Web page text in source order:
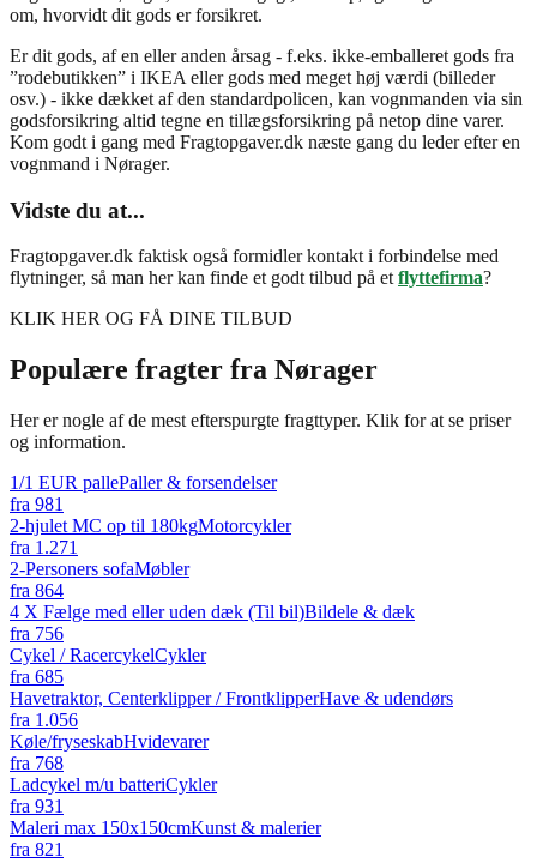
om, hvorvidt dit gods er forsikret.
Er dit gods, af en eller anden årsag - f.eks. ikke-emballeret gods fra
”rodebutikken” i IKEA eller gods med meget høj værdi (billeder
osv.) - ikke dækket af den standardpolicen, kan vognmanden via sin
godsforsikring altid tegne en tillægsforsikring på netop dine varer.
Kom godt i gang med Fragtopgaver.dk næste gang du leder efter en
vognmand i Nørager.
Vidste du at...
Fragtopgaver.dk faktisk også formidler kontakt i forbindelse med
flytninger, så man her kan finde et godt tilbud på et flyttefirma?
KLIK HER OG FÅ DINE TILBUD
Populære fragter fra Nørager
Her er nogle af de mest efterspurgte fragttyper. Klik for at se priser
og information.
1/1 EUR pallePaller & forsendelser
fra 981
2-hjulet MC op til 180kgMotorcykler
fra 1.271
2-Personers sofaMøbler
fra 864
4 X Fælge med eller uden dæk (Til bil)Bildele & dæk
fra 756
Cykel / RacercykelCykler
fra 685
Havetraktor, Centerklipper / FrontklipperHave & udendørs
fra 1.056
Køle/fryseskabHvidevarer
fra 768
Ladcykel m/u batteriCykler
fra 931
Maleri max 150x150cmKunst & malerier
fra 821